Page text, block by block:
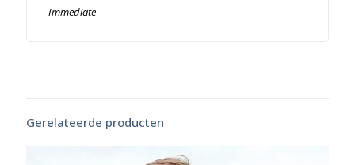
Immediate
Gerelateerde producten